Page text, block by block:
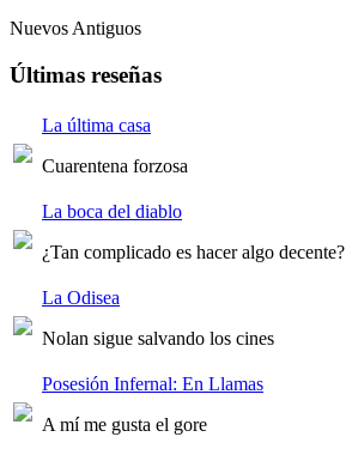
Nuevos Antiguos
Últimas reseñas
La última casa
Cuarentena forzosa
La boca del diablo
¿Tan complicado es hacer algo decente?
La Odisea
Nolan sigue salvando los cines
Posesión Infernal: En Llamas
A mí me gusta el gore